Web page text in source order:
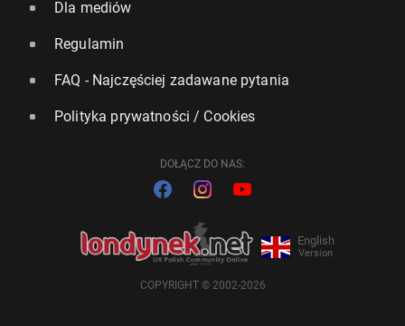
Dla mediów
Regulamin
FAQ - Najczęściej zadawane pytania
Polityka prywatności / Cookies
DOŁĄCZ DO NAS:
English
Version
COPYRIGHT © 2002-2026